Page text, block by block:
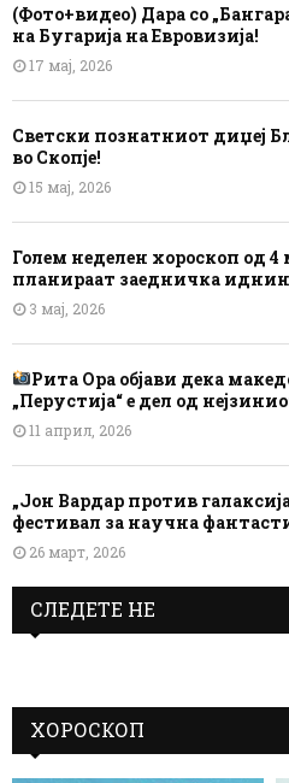
(Фото+видео) Дара со
на Бугарија на Евровизија!
17 мај, 2026
Светски познатниот диџеј
во Скопје!
15 мај, 2026
Голем неделен хороскоп од 4
планираат заедничка
3 мај, 2026
Рита Ора објави дека
„Перустија“ е дел од
11 април, 2026
„Јон Вардар против
фестивал за научна
26 март, 2026
СЛЕДЕТЕ НЕ
ХОРОСКОП